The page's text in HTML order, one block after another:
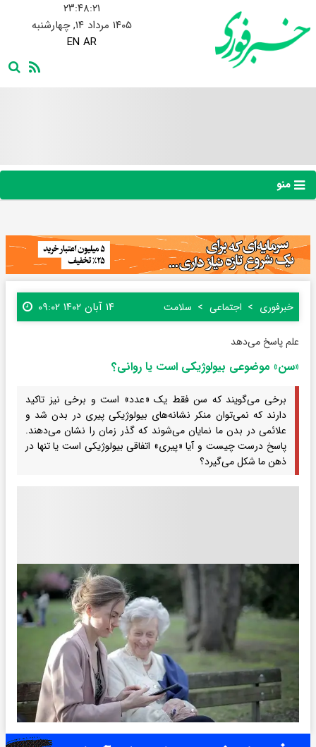
۲۳:۴۸:۲۲
۱۴۰۵ مرداد ۱۴, چهارشنبه
EN AR
منو
خبرفوری اجتماعی سلامت ۱۴ آبان ۱۴۰۲ ۰۹:۰۲
علم پاسخ می‌دهد
«سن» موضوعی بیولوژیکی است یا روانی؟
برخی می‌گویند که سن فقط یک «عدد» است و برخی نیز تاکید
دارند که نمی‌توان منکر نشانه‌های بیولوژیکی پیری در بدن شد و
علائمی در بدن ما نمایان می‌شوند که گذر زمان را نشان می‌دهند.
پاسخ درست چیست و آیا «پیری» اتفاقی بیولوژیکی است یا تنها در
ذهن ما شکل می‌گیرد؟